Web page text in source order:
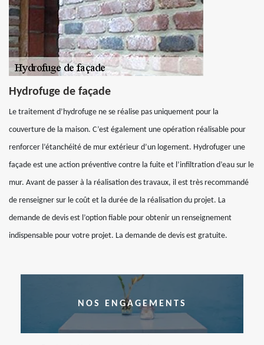
Hydrofuge de façade
Le traitement d’hydrofuge ne se réalise pas uniquement pour la
couverture de la maison. C’est également une opération réalisable pour
renforcer l’étanchéité de mur extérieur d’un logement. Hydrofuger une
façade est une action préventive contre la fuite et l’infiltration d’eau sur le
mur. Avant de passer à la réalisation des travaux, il est très recommandé
de renseigner sur le coût et la durée de la réalisation du projet. La
demande de devis est l’option fiable pour obtenir un renseignement
indispensable pour votre projet. La demande de devis est gratuite.
NOS ENGAGEMENTS